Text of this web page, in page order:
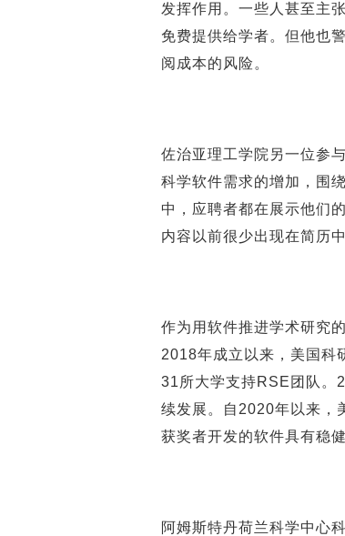
发挥作用。一些人甚至主
免费提供给学者。但他也
阅成本的风险。
佐治亚理工学院另一位参
科学软件需求的增加，围
中，应聘者都在展示他们
内容以前很少出现在简历中
作为用软件推进学术研究
2018年成立以来，美国科
31所大学支持RSE团队。
续发展。自2020年以来，
获奖者开发的软件具有稳
阿姆斯特丹荷兰科学中心